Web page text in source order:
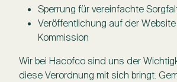
Sperrung für vereinfachte
Veröffentlichung auf der
Kommission
Wir bei Hacofco sind uns der
diese Verordnung mit sich bringt.